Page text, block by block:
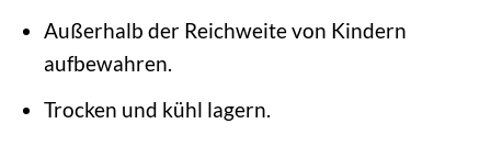
Außerhalb der Reichweite von Kindern
aufbewahren.
Trocken und kühl lagern.